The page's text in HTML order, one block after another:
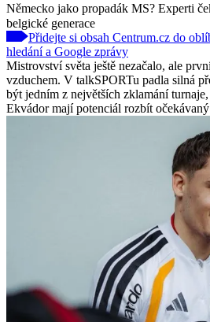
Německo jako propadák MS? Experti
belgické generace
Přidejte si obsah Centrum.cz do
hledání a Google zprávy
Mistrovství světa ještě nezačalo, ale
vzduchem. V talkSPORTu padla silná
být jedním z největších zklamání turnaje,
Ekvádor mají potenciál rozbít